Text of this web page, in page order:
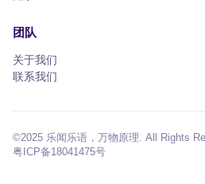
团队
关于我们
联系我们
©2025 乐闻乐语，万物原理. All Rights
粤ICP备18041475号